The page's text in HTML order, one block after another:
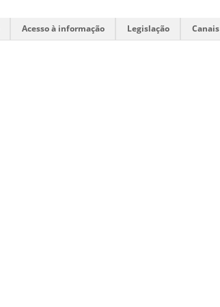
Acesso à informação Legislação Canais